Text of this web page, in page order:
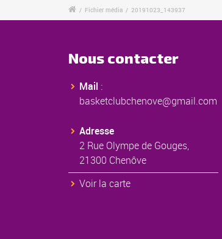
/ Fichier média / 20191023_143937
Nous contacter
Mail :
basketclubchenove@gmail.com
Adresse
2 Rue Olympe de Gouges,
21300 Chenôve
Voir la carte